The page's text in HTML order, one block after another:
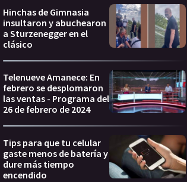
Hinchas de Gimnasia
insultaron y abuchearon
a Sturzenegger en el
clásico
Telenueve Amanece: En
febrero se desplomaron
las ventas - Programa del
26 de febrero de 2024
Tips para que tu celular
gaste menos de batería y
dure más tiempo
encendido